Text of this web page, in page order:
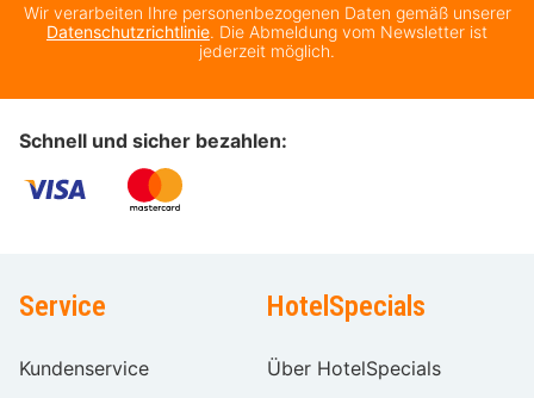
Wir verarbeiten Ihre personenbezogenen Daten gemäß unserer
Datenschutzrichtlinie. Die Abmeldung vom Newsletter ist
jederzeit möglich.
Schnell und sicher bezahlen:
Service
Kundenservice
HotelSpecials
Über HotelSpecials